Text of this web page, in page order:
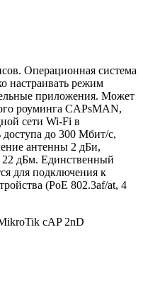
Операционная система
настраивать режим
приложения. Может
роуминга CAPsMAN,
сети Wi-Fi в
до 300 Мбит/с,
антенны 2 дБи,
22 дБм. Единственный
для подключения к
(PoE 802.3af/at, 4
cAP 2nD